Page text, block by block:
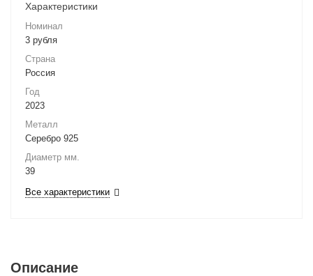
Характеристики
Номинал
3 рубля
Страна
Россия
Год
2023
Металл
Серебро 925
Диаметр мм.
39
Все характеристики
Описание